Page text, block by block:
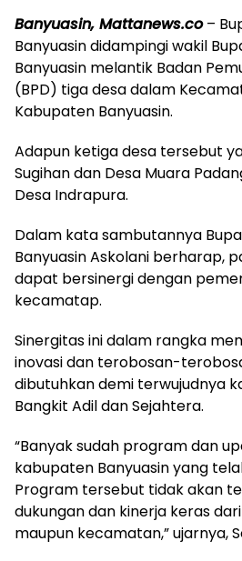
Banyuasin, Mattanews.co–
Banyuasin didampingi wakil
Banyuasin melantik Badan
(BPD) tiga desa dalam
Kabupaten Banyuasin.
Adapun ketiga desa tersebut
Sugihan dan Desa Muara
Desa Indrapura.
Dalam kata sambutannya
Banyuasin Askolani berharap,
dapat bersinergi dengan
kecamatap.
Sinergitas ini dalam rangka
inovasi dan terobosan-
dibutuhkan demi terwujudnya
Bangkit Adil dan Sejahtera.
“Banyak sudah program dan
kabupaten Banyuasin yang
Program tersebut tidak akan
dukungan dan kinerja keras
maupun kecamatan,” ujarnya,